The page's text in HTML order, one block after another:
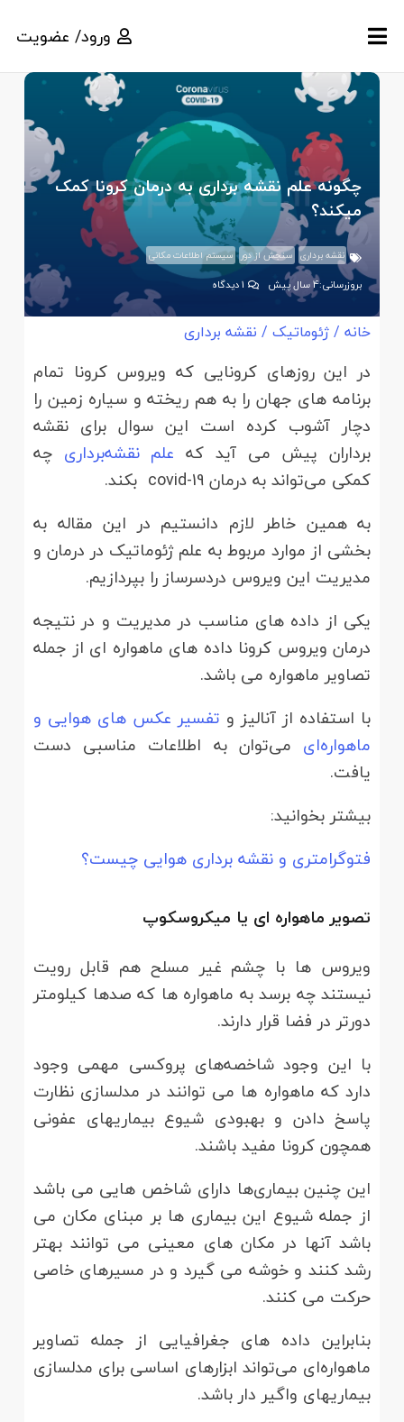
ورود/ عضویت
چگونه علم نقشه برداری به درمان کرونا کمک
میکند؟
نقشه برداری سنجش از دور سیستم اطلاعات مکانی
بروزرسانی:4 سال پیش 1دیدگاه
خانه /ژئوماتیک / نقشه برداری
در این روزهای کرونایی که ویروس کرونا تمام
برنامه های جهان را به هم ریخته و سیاره زمین را
دچار آشوب کرده است این سوال برای نقشه
برداران پیش می آید که علم نقشه‌برداری چه
کمکی می‌تواند به درمان covid-19 بکند.
به همین خاطر لازم دانستیم در این مقاله به
بخشی از موارد مربوط به علم ژئوماتیک در درمان و
مدیریت این ویروس دردسرساز را بپردازیم.
یکی از داده های مناسب در مدیریت و در نتیجه
درمان ویروس کرونا داده های ماهواره ای از جمله
تصاویر ماهواره می باشد.
با استفاده از آنالیز و تفسیر عکس های هوایی و
ماهواره‌ای می‌توان به اطلاعات مناسبی دست
یافت.
بیشتر بخوانید:
فتوگرامتری و نقشه برداری هوایی چیست؟
تصویر ماهواره ای یا میکروسکوپ
ویروس ها با چشم غیر مسلح هم قابل رویت
نیستند چه برسد به ماهواره ها که صدها کیلومتر
دورتر در فضا قرار دارند.
با این وجود شاخصه‌های پروکسی مهمی وجود
دارد که ماهواره ها می توانند در مدلسازی نظارت
پاسخ دادن و بهبودی شیوع بیماریهای عفونی
همچون کرونا مفید باشند.
این چنین بیماری‌ها دارای شاخص هایی می باشد
از جمله شیوع این بیماری ها بر مبنای مکان می
باشد آنها در مکان های معینی می توانند بهتر
رشد کنند و خوشه می گیرد و در مسیرهای خاصی
حرکت می کنند.
بنابراین داده های جغرافیایی از جمله تصاویر
ماهواره‌ای می‌تواند ابزارهای اساسی برای مدلسازی
بیماریهای واگیر دار باشد.